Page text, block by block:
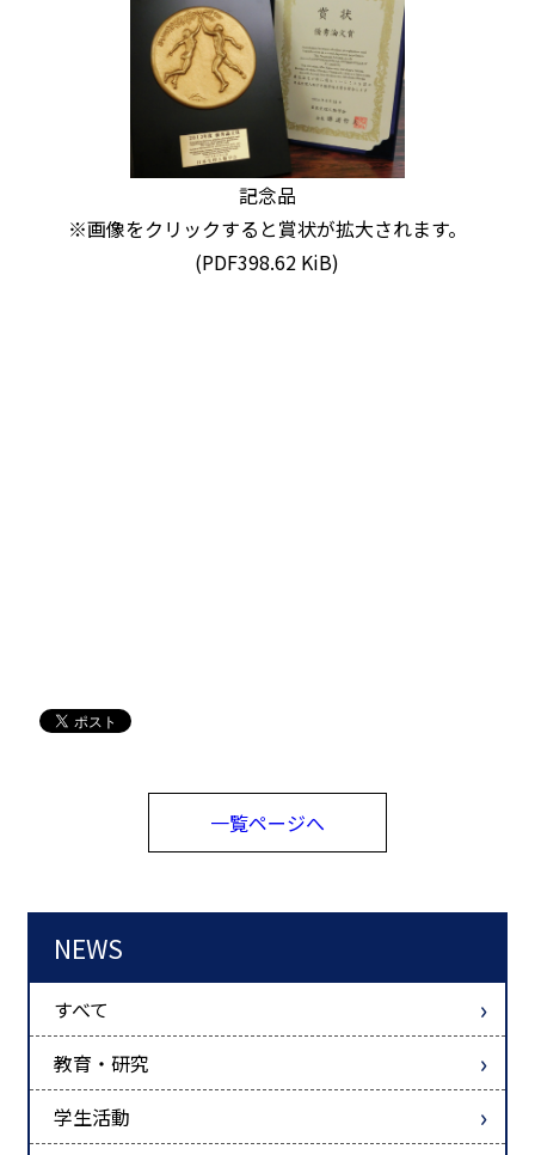
記念品
※画像をクリックすると賞状が拡大されます。
(PDF398.62 KiB)
一覧ページへ
NEWS
すべて
教育・研究
学生活動